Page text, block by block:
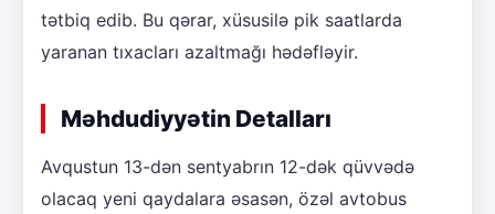
tətbiq edib. Bu qərar, xüsusilə pik saatlarda
yaranan tıxacları azaltmağı hədəfləyir.
Məhdudiyyətin Detalları
Avqustun 13-dən sentyabrın 12-dək qüvvədə
olacaq yeni qaydalara əsasən, özəl avtobus